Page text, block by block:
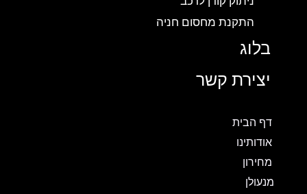
התקנת מחסום חניה
בלוג
יצירת קשר
דף הבית
אודותינו
מחירון
מנעולן